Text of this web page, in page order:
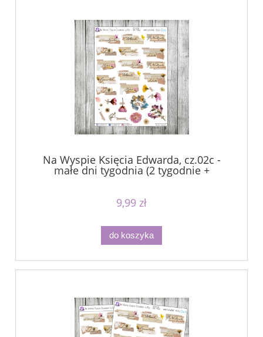
Na Wyspie Księcia Edwarda, cz.02c -
małe dni tygodnia (2 tygodnie +
ozdobniki)
9,99 zł
do koszyka